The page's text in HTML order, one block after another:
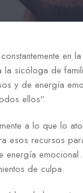
en
sicóloga de
y de energía
ellos”.
a lo que lo
esos recursos
de culpa.